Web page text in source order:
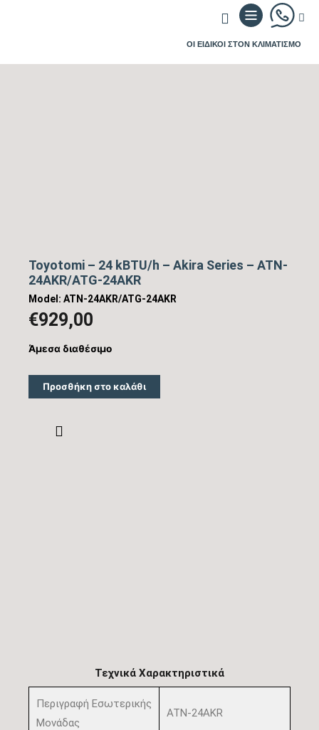
ΟΙ ΕΙΔΙΚΟΙ ΣΤΟΝ ΚΛΙΜΑΤΙΣΜΟ
Toyotomi – 24 kBTU/h – Akira Series – ATN-
24AKR/ATG-24AKR
Model: ATN-24AKR/ATG-24AKR
€929,00
Άμεσα διαθέσιμο
Προσθήκη στο καλάθι
Τεχνικά Χαρακτηριστικά
Περιγραφή Εσωτερικής
Μονάδας
ATN-24AKR